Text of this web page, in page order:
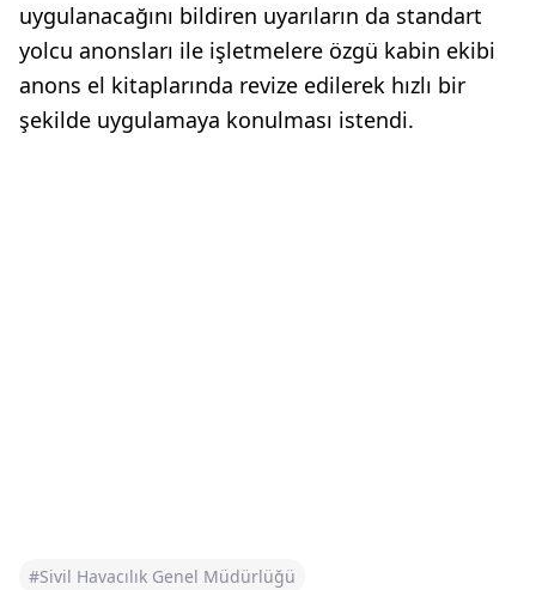
uygulanacağını bildiren uyarıların da standart
yolcu anonsları ile işletmelere özgü kabin ekibi
anons el kitaplarında revize edilerek hızlı bir
şekilde uygulamaya konulması istendi.
#Sivil Havacılık Genel Müdürlüğü